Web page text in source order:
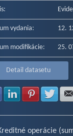
vydania: 12.
modifikácie: 25.
Detail datasetu
Zdielať naZdielať na
Zdielať
operácie